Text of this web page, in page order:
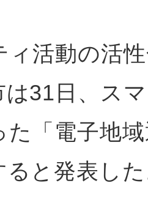
ィ活動の活
は31日、ス
た「電子地
ると発表し
鴻巣
池袋